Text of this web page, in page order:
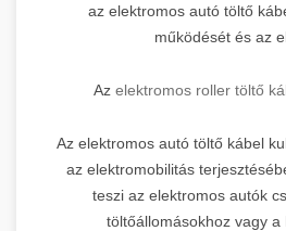
az elektromos autó töltő
működését és az
Az elektromos roller töltő
Az elektromos autó töltő kábel
az elektromobilitás
teszi az elektromos autók
töltőállomásokhoz vagy a